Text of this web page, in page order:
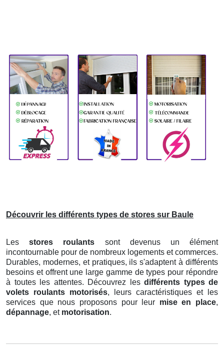
Découvrir les différents types de stores sur Baule
Lesstores roulants sont devenus un élément
incontournable pour de nombreux logements et commerces.
Durables, modernes, et pratiques, ils s'adaptent à différents
besoins et offrent une large gamme de types pour répondre
à toutes les attentes. Découvrez les différents types de
volets roulants motorisés, leurs caractéristiques et les
services que nous proposons pour leur mise en place,
dépannage, et motorisation.